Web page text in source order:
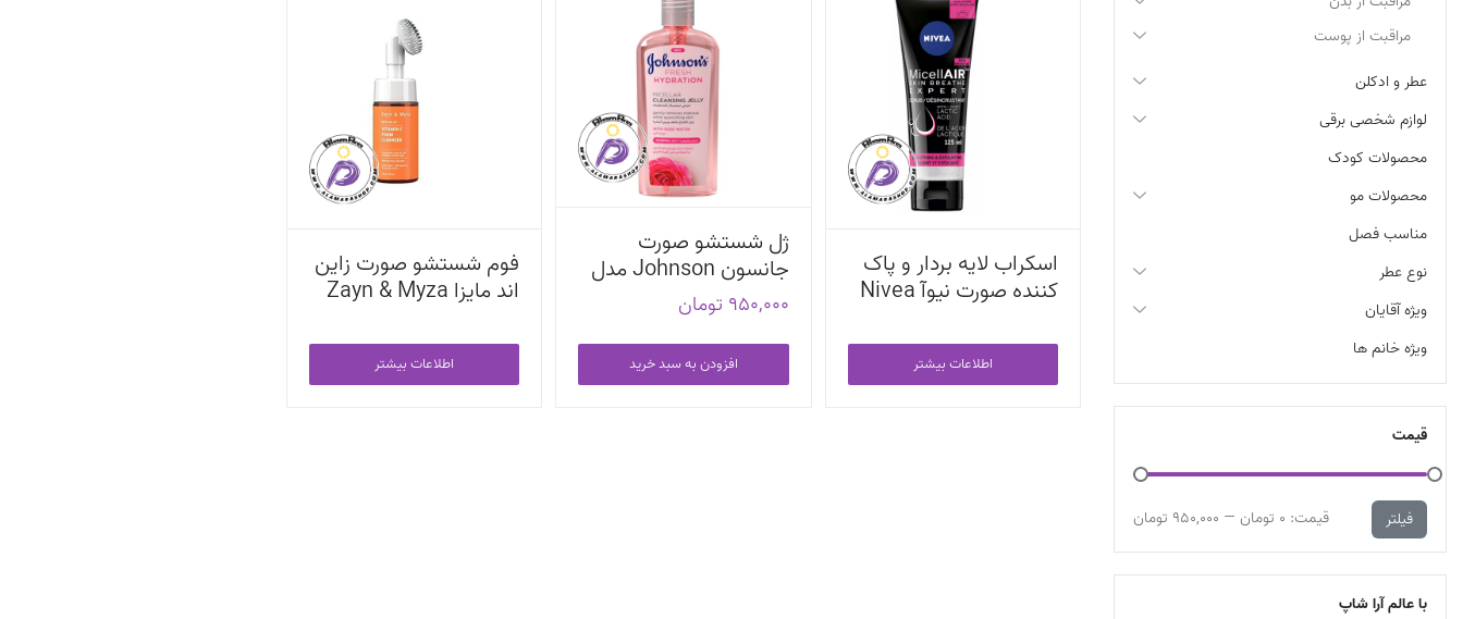
اسکراب لایه بردار و پاک
کننده صورت نیوآ Nivea
Expert حجم 125 میلی
اطلاعات بیشتر
ژل شستشو صورت
جانسون Johnson مدل
Hydration
950,000 تومان
افزودن به سبد خرید
فوم شستشو صورت زاین
اند مایزا Zayn & Myza
اطلاعات بیشتر
مراقبت از پوست
عطر و ادکلن
لوازم شخصی برقی
محصولات کودک
محصولات مو
مناسب فصل
نوع عطر
ویژه آقایان
ویژه خانم ها
قیمت
فیلتر قیمت: 0 تومان — 950,000 تومان
با عالم آرا شاپ